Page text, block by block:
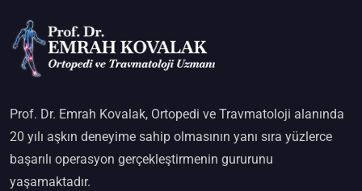
Prof. Dr. Emrah Kovalak, Ortopedi ve Travmatoloji alanında
20 yılı aşkın deneyime sahip olmasının yanı sıra yüzlerce
başarılı operasyon gerçekleştirmenin gururunu
yaşamaktadır.